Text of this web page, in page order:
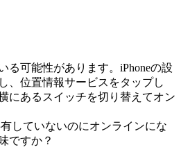
る可能性があります。iPhoneの設
、位置情報サービスをタップし
にあるスイッチを切り替えてオン
していないのにオンラインにな
ですか？